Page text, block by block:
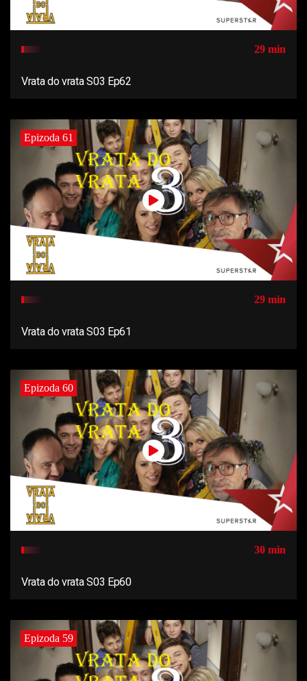
29 min
Vrata do vrata S03 Ep62
Epizoda 61
29 min
Vrata do vrata S03 Ep61
Epizoda 60
30 min
Vrata do vrata S03 Ep60
Epizoda 59